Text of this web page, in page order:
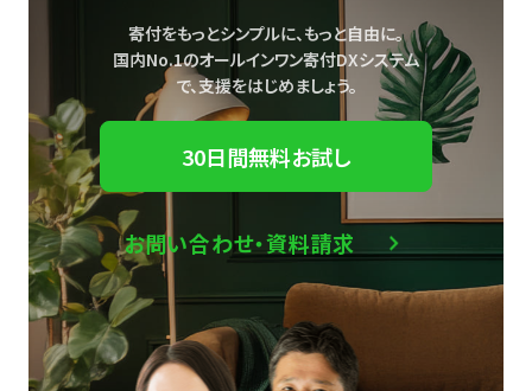
寄付をもっとシンプルに、もっと自由に。
国内No.1のオールインワン寄付DXシステム
で、支援をはじめましょう。
30日間無料お試し
お問い合わせ・資料請求